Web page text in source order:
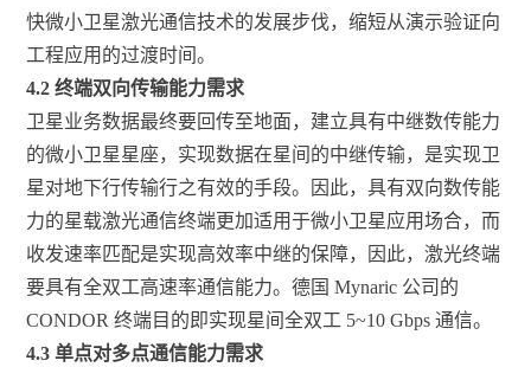
快微小卫星激光通信技术的发展步伐，缩短从演示验证向
工程应用的过渡时间。
4.2 终端双向传输能力需求
卫星业务数据最终要回传至地面，建立具有中继数传能力
的微小卫星星座，实现数据在星间的中继传输，是实现卫
星对地下行传输行之有效的手段。因此，具有双向数传能
力的星载激光通信终端更加适用于微小卫星应用场合，而
收发速率匹配是实现高效率中继的保障，因此，激光终端
要具有全双工高速率通信能力。德国 Mynaric 公司的
CONDOR 终端目的即实现星间全双工 5~10 Gbps 通信。
4.3 单点对多点通信能力需求